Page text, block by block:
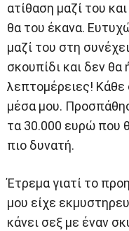
ατίθαση μαζί του
θα του έκανα.
μαζί του στη
σκουπίδι και δεν
λεπτομέρειες! Κάθε
μέσα μου.
τα 30.000 ευρώ που
πιο δυνατή.
Έτρεμα γιατί το
μου είχε
κάνει σεξ με έναν